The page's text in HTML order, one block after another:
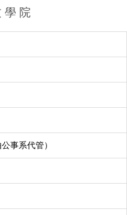
學 院
事系代管）